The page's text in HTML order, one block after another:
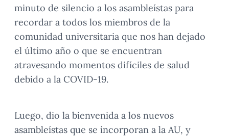
minuto de silencio a los asambleístas para
recordar a todos los miembros de la
comunidad universitaria que nos han dejado
el último año o que se encuentran
atravesando momentos difíciles de salud
debido a la COVID-19.
Luego, dio la bienvenida a los nuevos
asambleístas que se incorporan a la AU, y